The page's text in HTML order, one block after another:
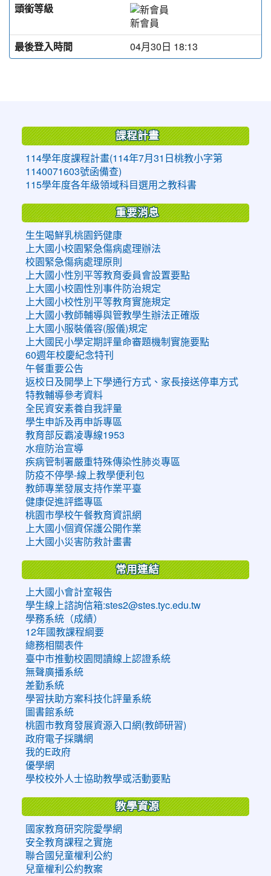
頭銜等級
新會員
最後登入時間
04月30日 18:13
課程計畫
114學年度課程計畫(114年7月31日桃教小字第
1140071603號函備查)
115學年度各年級領域科目選用之教科書
重要消息
生生喝鮮乳桃園鈣健康
上大國小校園緊急傷病處理辦法
校園緊急傷病處理原則
上大國小性別平等教育委員會設置要點
上大國小校園性別事件防治規定
上大國小校性別平等教育實施規定
上大國小教師輔導與管教學生辦法正確版
上大國小服裝儀容(服儀)規定
上大國民小學定期評量命審題機制實施要點
60週年校慶紀念特刊
午餐重要公告
返校日及開學上下學通行方式、家長接送停車方式
特教輔導參考資料
全民資安素養自我評量
學生申訴及再申訴專區
教育部反霸凌專線1953
水痘防治宣導
疾病管制署嚴重特殊傳染性肺炎專區
防疫不停學-線上教學便利包
教師專業發展支持作業平臺
健康促進評鑑專區
桃園市學校午餐教育資訊網
上大國小個資保護公開作業
上大國小災害防救計畫書
常用連結
上大國小會計室報告
學生線上諮詢信箱:stes2@stes.tyc.edu.tw
學務系統（成績）
12年國教課程綱要
總務相關表件
臺中市推動校園閱讀線上認證系統
無聲廣播系統
差勤系統
學習扶助方案科技化評量系統
圖書館系統
桃園市教育發展資源入口網(教師研習)
政府電子採購網
我的E政府
優學網
學校校外人士協助教學或活動要點
教學資源
國家教育研究院愛學網
安全教育課程之實施
聯合國兒童權利公約
兒童權利公約教案